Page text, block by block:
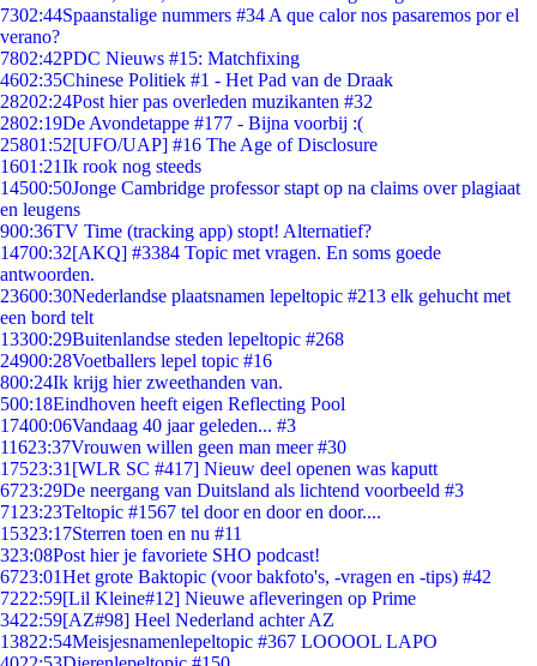
7302:44Spaanstalige nummers #34 A que calor nos pasaremos por el
verano?
7802:42PDC Nieuws #15: Matchfixing
4602:35Chinese Politiek #1 - Het Pad van de Draak
28202:24Post hier pas overleden muzikanten #32
2802:19De Avondetappe #177 - Bijna voorbij :(
25801:52[UFO/UAP] #16 The Age of Disclosure
1601:21Ik rook nog steeds
14500:50Jonge Cambridge professor stapt op na claims over plagiaat
en leugens
900:36TV Time (tracking app) stopt! Alternatief?
14700:32[AKQ] #3384 Topic met vragen. En soms goede
antwoorden.
23600:30Nederlandse plaatsnamen lepeltopic #213 elk gehucht met
een bord telt
13300:29Buitenlandse steden lepeltopic #268
24900:28Voetballers lepel topic #16
800:24Ik krijg hier zweethanden van.
500:18Eindhoven heeft eigen Reflecting Pool
17400:06Vandaag 40 jaar geleden... #3
11623:37Vrouwen willen geen man meer #30
17523:31 [WLR SC #417] Nieuw deel openen was kaputt
6723:29De neergang van Duitsland als lichtend voorbeeld #3
71 23:23Teltopic #1567 tel door en door en door....
15323:17Sterren toen en nu #11
323:08Post hier je favoriete SHO podcast!
6723:01Het grote Baktopic (voor bakfoto's, -vragen en -tips) #42
7222:59[Lil Kleine#12] Nieuwe afleveringen op Prime
3422:59[AZ#98] Heel Nederland achter AZ
13822:54Meisjesnamenlepeltopic #367 LOOOOL LAPO